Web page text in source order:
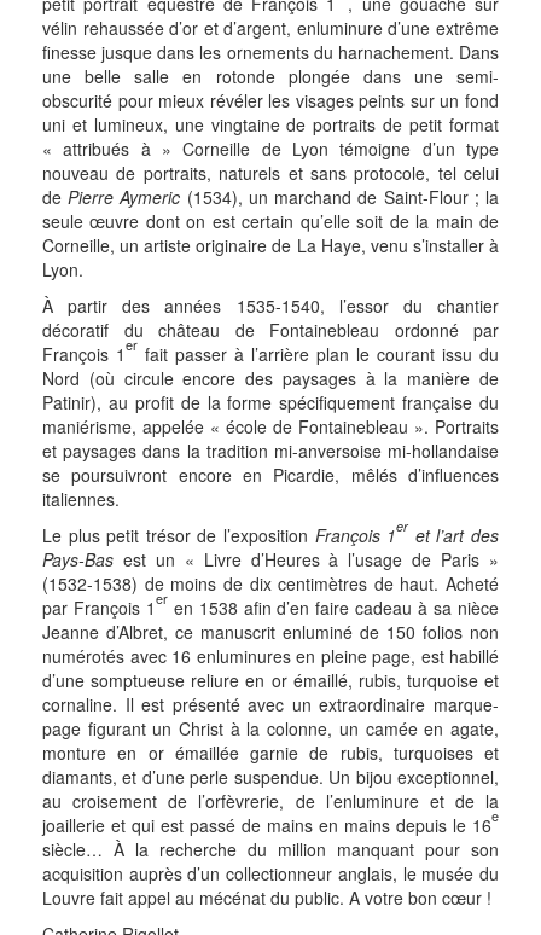
vélin rehaussée d’or et d’argent, enluminure d’une extrême
finesse jusque dans les ornements du harnachement. Dans
une belle salle en rotonde plongée dans une semi-
obscurité pour mieux révéler les visages peints sur un fond
uni et lumineux, une vingtaine de portraits de petit format
« attribués à » Corneille de Lyon témoigne d’un type
nouveau de portraits, naturels et sans protocole, tel celui
dePierre Aymeric (1534), un marchand de Saint-Flour ; la
seule œuvre dont on est certain qu’elle soit de la main de
Corneille, un artiste originaire de La Haye, venu s’installer à
Lyon.
À partir des années 1535-1540, l’essor du chantier
décoratif du château de Fontainebleau ordonné par
François 1er fait passer à l’arrière plan le courant issu du
Nord (où circule encore des paysages à la manière de
Patinir), au profit de la forme spécifiquement française du
maniérisme, appelée « école de Fontainebleau ». Portraits
et paysages dans la tradition mi-anversoise mi-hollandaise
se poursuivront encore en Picardie, mêlés d’influences
italiennes.
Le plus petit trésor de l’exposition François 1er et l’art des
Pays-Bas est un « Livre d’Heures à l’usage de Paris »
(1532-1538) de moins de dix centimètres de haut. Acheté
par François 1er en 1538 afin d’en faire cadeau à sa nièce
Jeanne d’Albret, ce manuscrit enluminé de 150 folios non
numérotés avec 16 enluminures en pleine page, est habillé
d’une somptueuse reliure en or émaillé, rubis, turquoise et
cornaline. Il est présenté avec un extraordinaire marque-
page figurant un Christ à la colonne, un camée en agate,
monture en or émaillée garnie de rubis, turquoises et
diamants, et d’une perle suspendue. Un bijou exceptionnel,
au croisement de l’orfèvrerie, de l’enluminure et de la
joaillerie et qui est passé de mains en mains depuis le 16e
siècle… À la recherche du million manquant pour son
acquisition auprès d’un collectionneur anglais, le musée du
Louvre fait appel au mécénat du public. A votre bon cœur !